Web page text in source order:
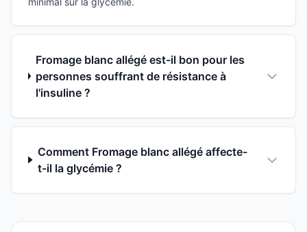
Fromage blanc allégé est-il bon pour les
personnes souffrant de résistance à
l'insuline ?
Comment Fromage blanc allégé affecte-
t-il la glycémie ?